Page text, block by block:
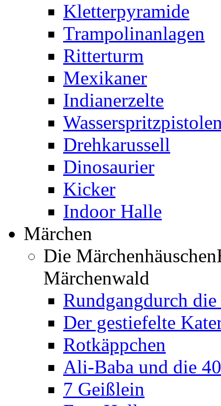
Kletterpyramide
Trampolinanlagen
Ritterturm
Mexikaner
Indianerzelte
Drehkarussell
Dinosaurier
Kicker
Indoor Halle
Märchen
Die Märchenhäuschen
Märchenwald
Rundgangdurch die
Der gestiefelte
Rotkäppchen
Ali-Baba und die
7 Geißlein